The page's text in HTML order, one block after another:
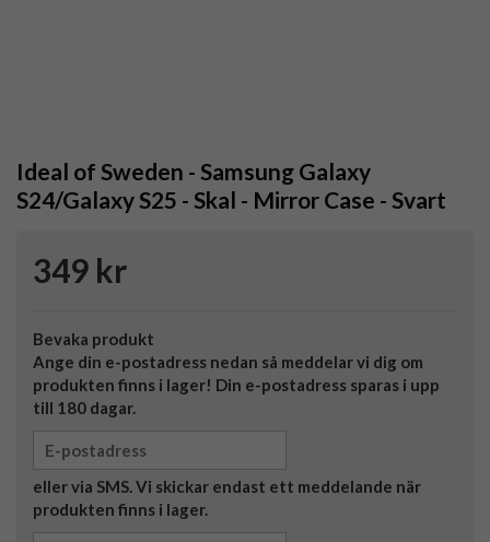
Ideal of Sweden - Samsung Galaxy
S24/Galaxy S25 - Skal - Mirror Case - Svart
349 kr
Bevaka produkt
Ange din e-postadress nedan så meddelar vi dig om
produkten finns i lager! Din e-postadress sparas i upp
till 180 dagar.
eller via SMS. Vi skickar endast ett meddelande när
produkten finns i lager.